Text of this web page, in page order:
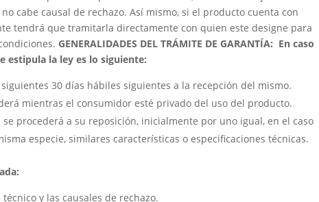
cabe causal de rechazo. Así mismo, si el producto cuenta con
tendrá que tramitarla directamente con quien este designe para
GENERALIDADES DEL TRÁMITE DE GARANTÍA: En caso
estipula la ley es lo siguiente:
30 días hábiles siguientes a la recepción del mismo.
mientras el consumidor esté privado del uso del producto.
procederá a su reposición, inicialmente por uno igual, en el caso
especie, similares características o especificaciones técnicas.
y las causales de rechazo.